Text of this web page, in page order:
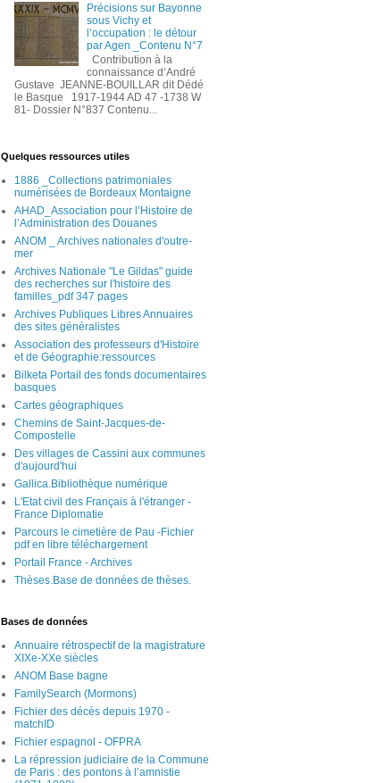
Précisions sur Bayonne
sous Vichy et
l’occupation : le détour
par Agen _Contenu N°7
Contribution à la
connaissance d’André
Gustave JEANNE-BOUILLAR dit Dédé
le Basque 1917-1944 AD 47 -1738 W
81- Dossier N°837 Contenu...
Quelques ressources utiles
1886 _Collections patrimoniales
numérisées de Bordeaux Montaigne
AHAD_Association pour l’Histoire de
l’Administration des Douanes
ANOM _ Archives nationales d'outre-
mer
Archives Nationale "Le Gildas" guide
des recherches sur l'histoire des
familles_pdf 347 pages
Archives Publiques Libres Annuaires
des sites généralistes
Association des professeurs d'Histoire
et de Géographie:ressources
Bilketa Portail des fonds documentaires
basques
Cartes géographiques
Chemins de Saint-Jacques-de-
Compostelle
Des villages de Cassini aux communes
d'aujourd'hui
Gallica.Bibliothèque numérique
L'Etat civil des Français à l'étranger -
France Diplomatie
Parcours le cimetière de Pau -Fichier
pdf en libre téléchargement
Portail France - Archives
Thèses.Base de données de thèses.
Bases de données
Annuaire rétrospectif de la magistrature
XIXe-XXe siècles
ANOM Base bagne
FamilySearch (Mormons)
Fichier des décès depuis 1970 -
matchID
Fichier espagnol - OFPRA
La répression judiciaire de la Commune
de Paris : des pontons à l’amnistie